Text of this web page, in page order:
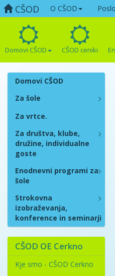
CŠOD O CŠOD
Domovi CŠOD CŠOD ceniki
Domovi CŠOD
Za šole
Za vrtce.
Za društva, klube,
družine, individualne
goste
Enodnevni programi za
šole
Strokovna
izobraževanja,
konference in seminarji
CŠOD OE Cerkno
Kje smo - CŠOD Cerkno